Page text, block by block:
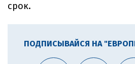
срок.
ПОДПИСЫВАЙСЯ НА